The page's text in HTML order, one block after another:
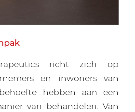
richt zich op
en inwoners van
hebben aan een
van behandelen. Van